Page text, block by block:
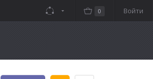
Войти
0